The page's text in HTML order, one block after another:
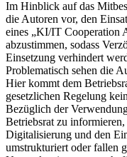
Im Hinblick auf das
die Autoren vor, den
eines „KI/IT Cooperation
abzustimmen, sodass
Einsetzung verhindert
Problematisch sehen die
Hier kommt dem
gesetzlichen Regelung
Bezüglich der
Betriebsrat zu
Digitalisierung und den
umstrukturiert oder fallen